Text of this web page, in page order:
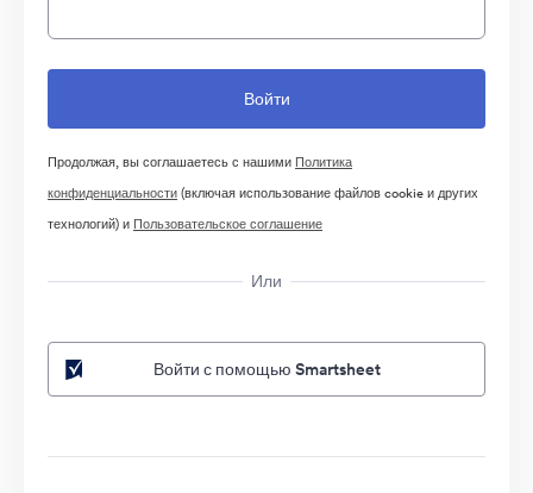
Продолжая, вы соглашаетесь с нашими Политика
конфиденциальности(включая использование файлов cookie и других
технологий) и Пользовательское соглашение
Или
Войти с помощью Smartsheet